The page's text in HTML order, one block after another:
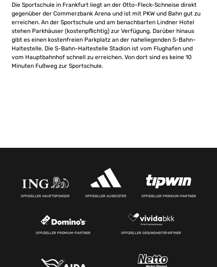
Die Sportschule in Frankfurt liegt an der Otto-Fleck-Schneise direkt
gegenüber der Commerzbank Arena und ist mit PKW und Bahn gut zu
erreichen. An der Sportschule und am benachbarten Lindner Hotel
stehen Parkhäuser (kostenpflichtig) zur Verfügung. Darüber hinaus
gibt es einen kostenfreien Parkplatz an der naheliegenden S-Bahn-
Haltestelle. Die S-Bahn-Haltestelle Stadion ist vom Flughafen und
vom Hauptbahnhof schnell zu erreichen. Von dort sind es keine 10
Minuten Fußweg zur Sportschule.
OFFIZIELLER HAUPTSPONSOR OFFIZIELLER AUSRÜSTER OFFIZIELLER PREMIUM-PARTNER
OFFIZIELLER PREMIUM-PARTNER OFFIZIELLER GESUNDHEITSPARTNER